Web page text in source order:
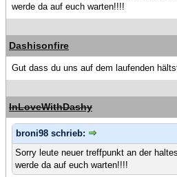
werde da auf euch warten!!!!
Dashisonfire
Gut dass du uns auf dem laufenden
InLoveWithDashy
broni98 schrieb:
Sorry leute neuer treffpunkt an der
werde da auf euch warten!!!!